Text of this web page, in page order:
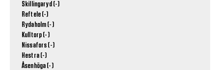
Skillingaryd (-)
Reftele (-)
Rydaholm (-)
Kulltorp (-)
Nissafors (-)
Hestra (-)
Åsenhöga (-)